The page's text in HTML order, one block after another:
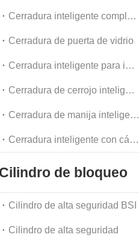
Cerradura inteligente completamente automática
Cerradura de puerta de vidrio
Cerradura inteligente para interiores y apartamentos
Cerradura de cerrojo inteligente
Cerradura de manija inteligente
Cerradura inteligente con cámara
Cilindro de bloqueo
Cilindro de alta seguridad BSI
Cilindro de alta seguridad